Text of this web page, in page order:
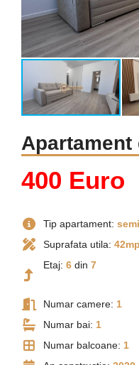
400 Euro
Tip apartament:
Suprafata utila: 42mp
Etaj: 6din 7
Numar camere: 1
Numar bai: 1
Numar balcoane: 1